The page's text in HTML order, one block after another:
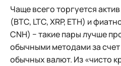
Чаще всего торгуется
(BTC, LTC, XRP, ETH) и
CNH) − такие пары лучше
обычными методами за
обычных валют. Из «чисто